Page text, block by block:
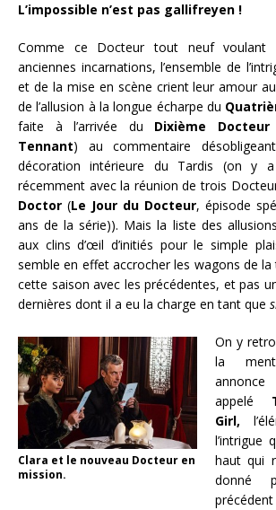
L’impossible n’est pas gallifreyen !
Comme ce Docteur tout neuf voulant
anciennes incarnations, l’ensemble de
et de la mise en scène crient leur amour
de l’allusion à la longue écharpe du
faite à l’arrivée du Dixième Docteur
Tennant) au commentaire
décoration intérieure du Tardis (on y
récemment avec la réunion de trois
Doctor (Le Jour du Docteur, épisode
ans de la série)). Mais la liste des
aux clins d’œil d’initiés pour le simple
semble en effet accrocher les wagons de
cette saison avec les précédentes, et pas
dernières dont il a eu la charge en tant que
Clara et le nouveau Docteur en
mission.
On y
la
appelé
Girl,
l’intrigue
haut qui
donné